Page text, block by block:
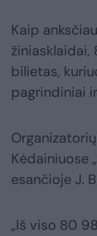
Kaip
žiniasklaidai,
bilietas,
pagrindiniai
Kėdainiuose
esančioje J.
„Iš viso 80